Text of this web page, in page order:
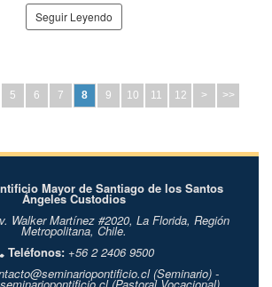
Seguir Leyendo
5 6 7 8 9 10 11 12 > >>
Mayor de Santiago de los Santos
Ángeles Custodios
Walker Martínez #2020, La Florida, Región
Metropolitana, Chile.
Teléfonos: +56 2 2406 9500
(Seminario) -